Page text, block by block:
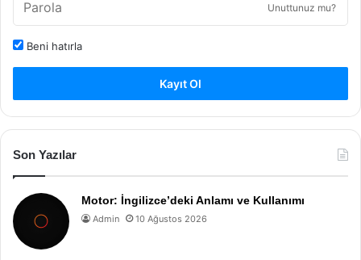
Unuttunuz mu?
Beni hatırla
Kayıt Ol
Son Yazılar
Motor: İngilizce’deki Anlamı ve Kullanımı
Admin 10 Ağustos 2026